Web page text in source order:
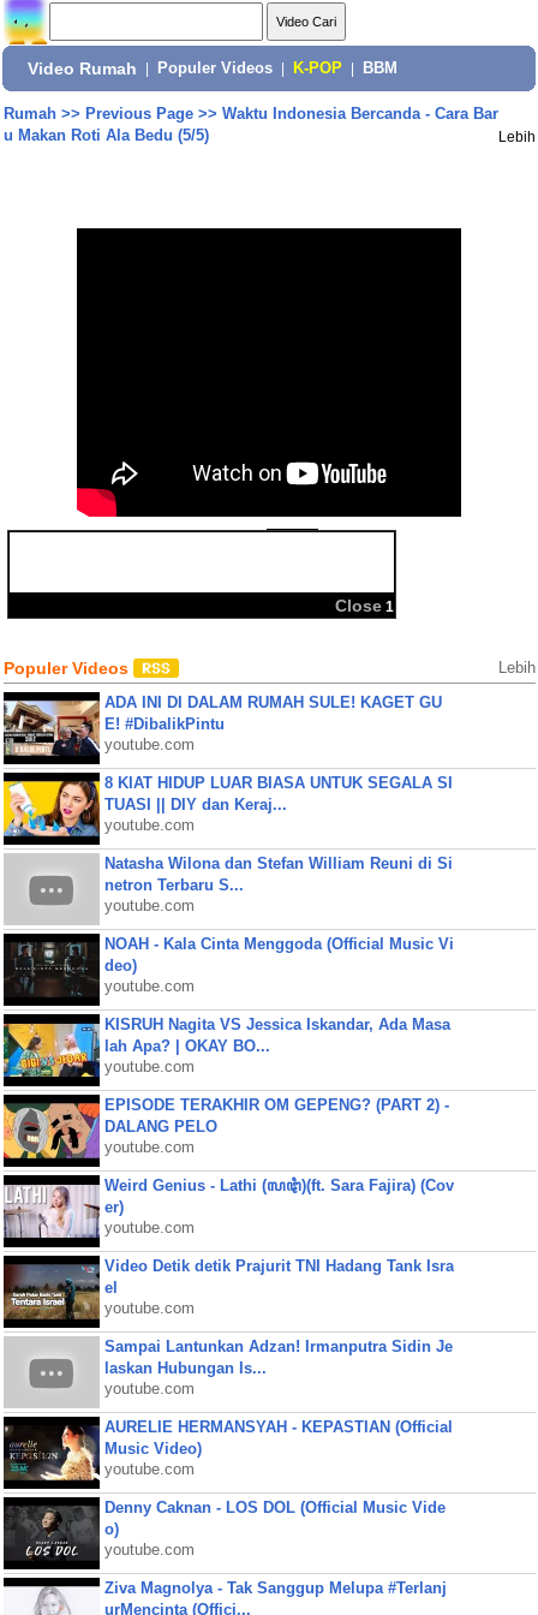
Video Rumah Populer Videos K-POP BBM
Rumah>> Previous Page>> Waktu Indonesia Bercanda - Cara Bar
u Makan Roti Ala Bedu (5/5)
Lebih
Close 1
BBM
Populer Videos Lebih
ADA INI DI DALAM RUMAH SULE! KAGET GU
E! #DibalikPintu
youtube.com
8 KIAT HIDUP LUAR BIASA UNTUK SEGALA SI
TUASI || DIY dan Keraj...
youtube.com
Natasha Wilona dan Stefan William Reuni di Si
netron Terbaru S...
youtube.com
NOAH - Kala Cinta Menggoda (Official Music Vi
deo)
youtube.com
KISRUH Nagita VS Jessica Iskandar, Ada Masa
lah Apa? | OKAY BO...
youtube.com
EPISODE TERAKHIR OM GEPENG? (PART 2) -
DALANG PELO
youtube.com
Weird Genius - Lathi (ꦭꦛꦶ)(ft. Sara Fajira) (Cov
er)
youtube.com
Video Detik detik Prajurit TNI Hadang Tank Isra
el
youtube.com
Sampai Lantunkan Adzan! Irmanputra Sidin Je
laskan Hubungan Is...
youtube.com
AURELIE HERMANSYAH - KEPASTIAN (Official
Music Video)
youtube.com
Denny Caknan - LOS DOL (Official Music Vide
o)
youtube.com
Ziva Magnolya - Tak Sanggup Melupa #Terlanj
urMencinta (Offici...